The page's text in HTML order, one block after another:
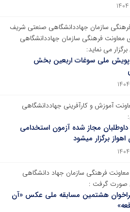
سازمان جهاددانشگاهی صنعتی شریف
معاونت فرهنگی سازمان جهاددانشگاهی
می نماید:
ملی سوغات اربعین بخش
آموزش و کارآفرینی جهاددانشگاهی
مجاز شده آزمون استخدامی
برگزار میشود
فرهنگی سازمان جهاد دانشگاهی
صورت گرفت :
هشتمین مسابقه ملی عکس «آن